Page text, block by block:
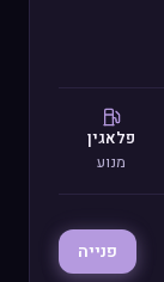
פלאגין
מנוע
פנייה